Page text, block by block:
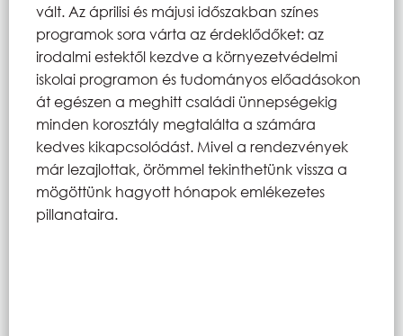
vált. Az áprilisi és májusi időszakban színes
programok sora várta az érdeklődőket: az
irodalmi estektől kezdve a környezetvédelmi
iskolai programon és tudományos előadásokon
át egészen a meghitt családi ünnepségekig
minden korosztály megtalálta a számára
kedves kikapcsolódást. Mivel a rendezvények
már lezajlottak, örömmel tekinthetünk vissza a
mögöttünk hagyott hónapok emlékezetes
pillanataira.